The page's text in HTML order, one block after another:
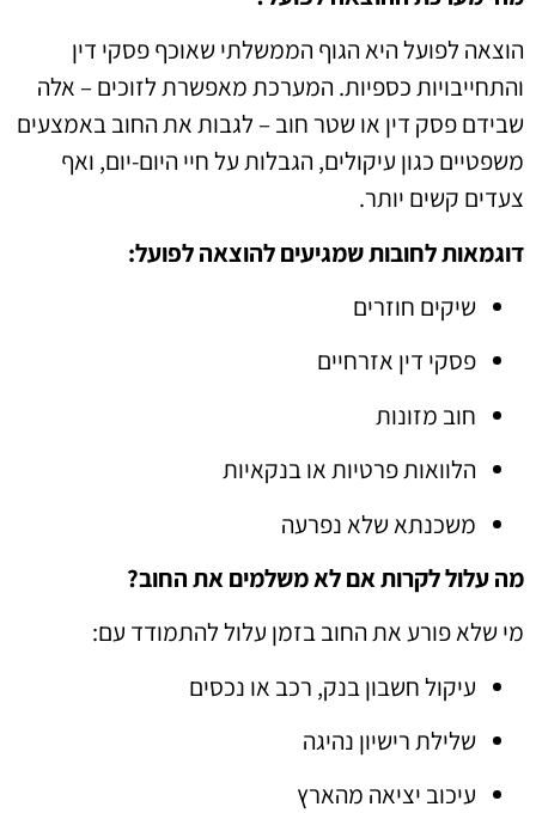
הוצאה לפועל היא הגוף הממשלתי שאוכף פסקי דין
והתחייבויות כספיות. המערכת מאפשרת לזוכים – אלה
שבידם פסק דין או שטר חוב – לגבות את החוב באמצעים
משפטיים כגון עיקולים, הגבלות על חיי היום-יום, ואף
צעדים קשים יותר.
דוגמאות לחובות שמגיעים להוצאה לפועל:
שיקים חוזרים
פסקי דין אזרחיים
חוב מזונות
הלוואות פרטיות או בנקאיות
משכנתא שלא נפרעה
מה עלול לקרות אם לא משלמים את החוב?
מי שלא פורע את החוב בזמן עלול להתמודד עם:
עיקול חשבון בנק, רכב או נכסים
שלילת רישיון נהיגה
עיכוב יציאה מהארץ